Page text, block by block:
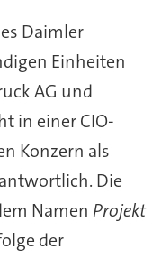
Daimler
Einheiten
AG und
in einer CIO-
Konzern als
Die
Namen Projekt
der